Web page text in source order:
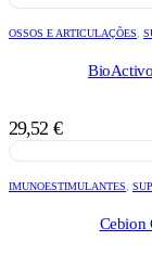
OSSOS E ARTICULAÇÕES,
29,52 €
IMUNOESTIMULANTES,
Cebion